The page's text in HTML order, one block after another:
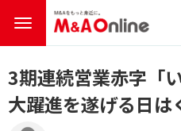
3期連続営業赤字「
大躍進を遂げる日は